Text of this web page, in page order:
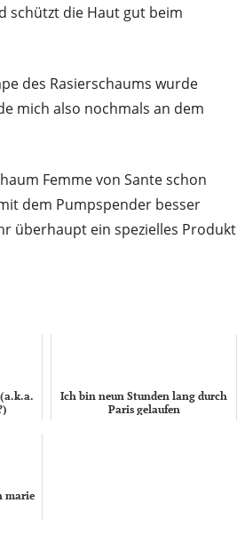
schützt die Haut gut beim
des Rasierschaums wurde
mich also nochmals an dem
Femme von Sante schon
dem Pumpspender besser
überhaupt ein spezielles Produkt
Ich bin neun Stunden lang durch
Paris gelaufen
marie